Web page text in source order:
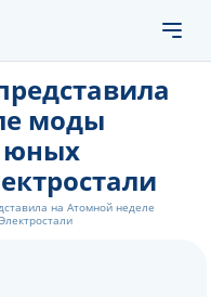
моды
юных
на Атомной неделе